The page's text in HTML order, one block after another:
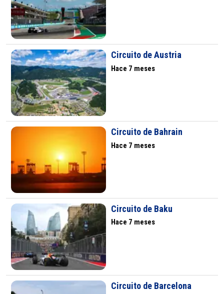
Circuito de Austria
Hace 7 meses
Circuito de Bahrain
Hace 7 meses
Circuito de Baku
Hace 7 meses
Circuito de Barcelona